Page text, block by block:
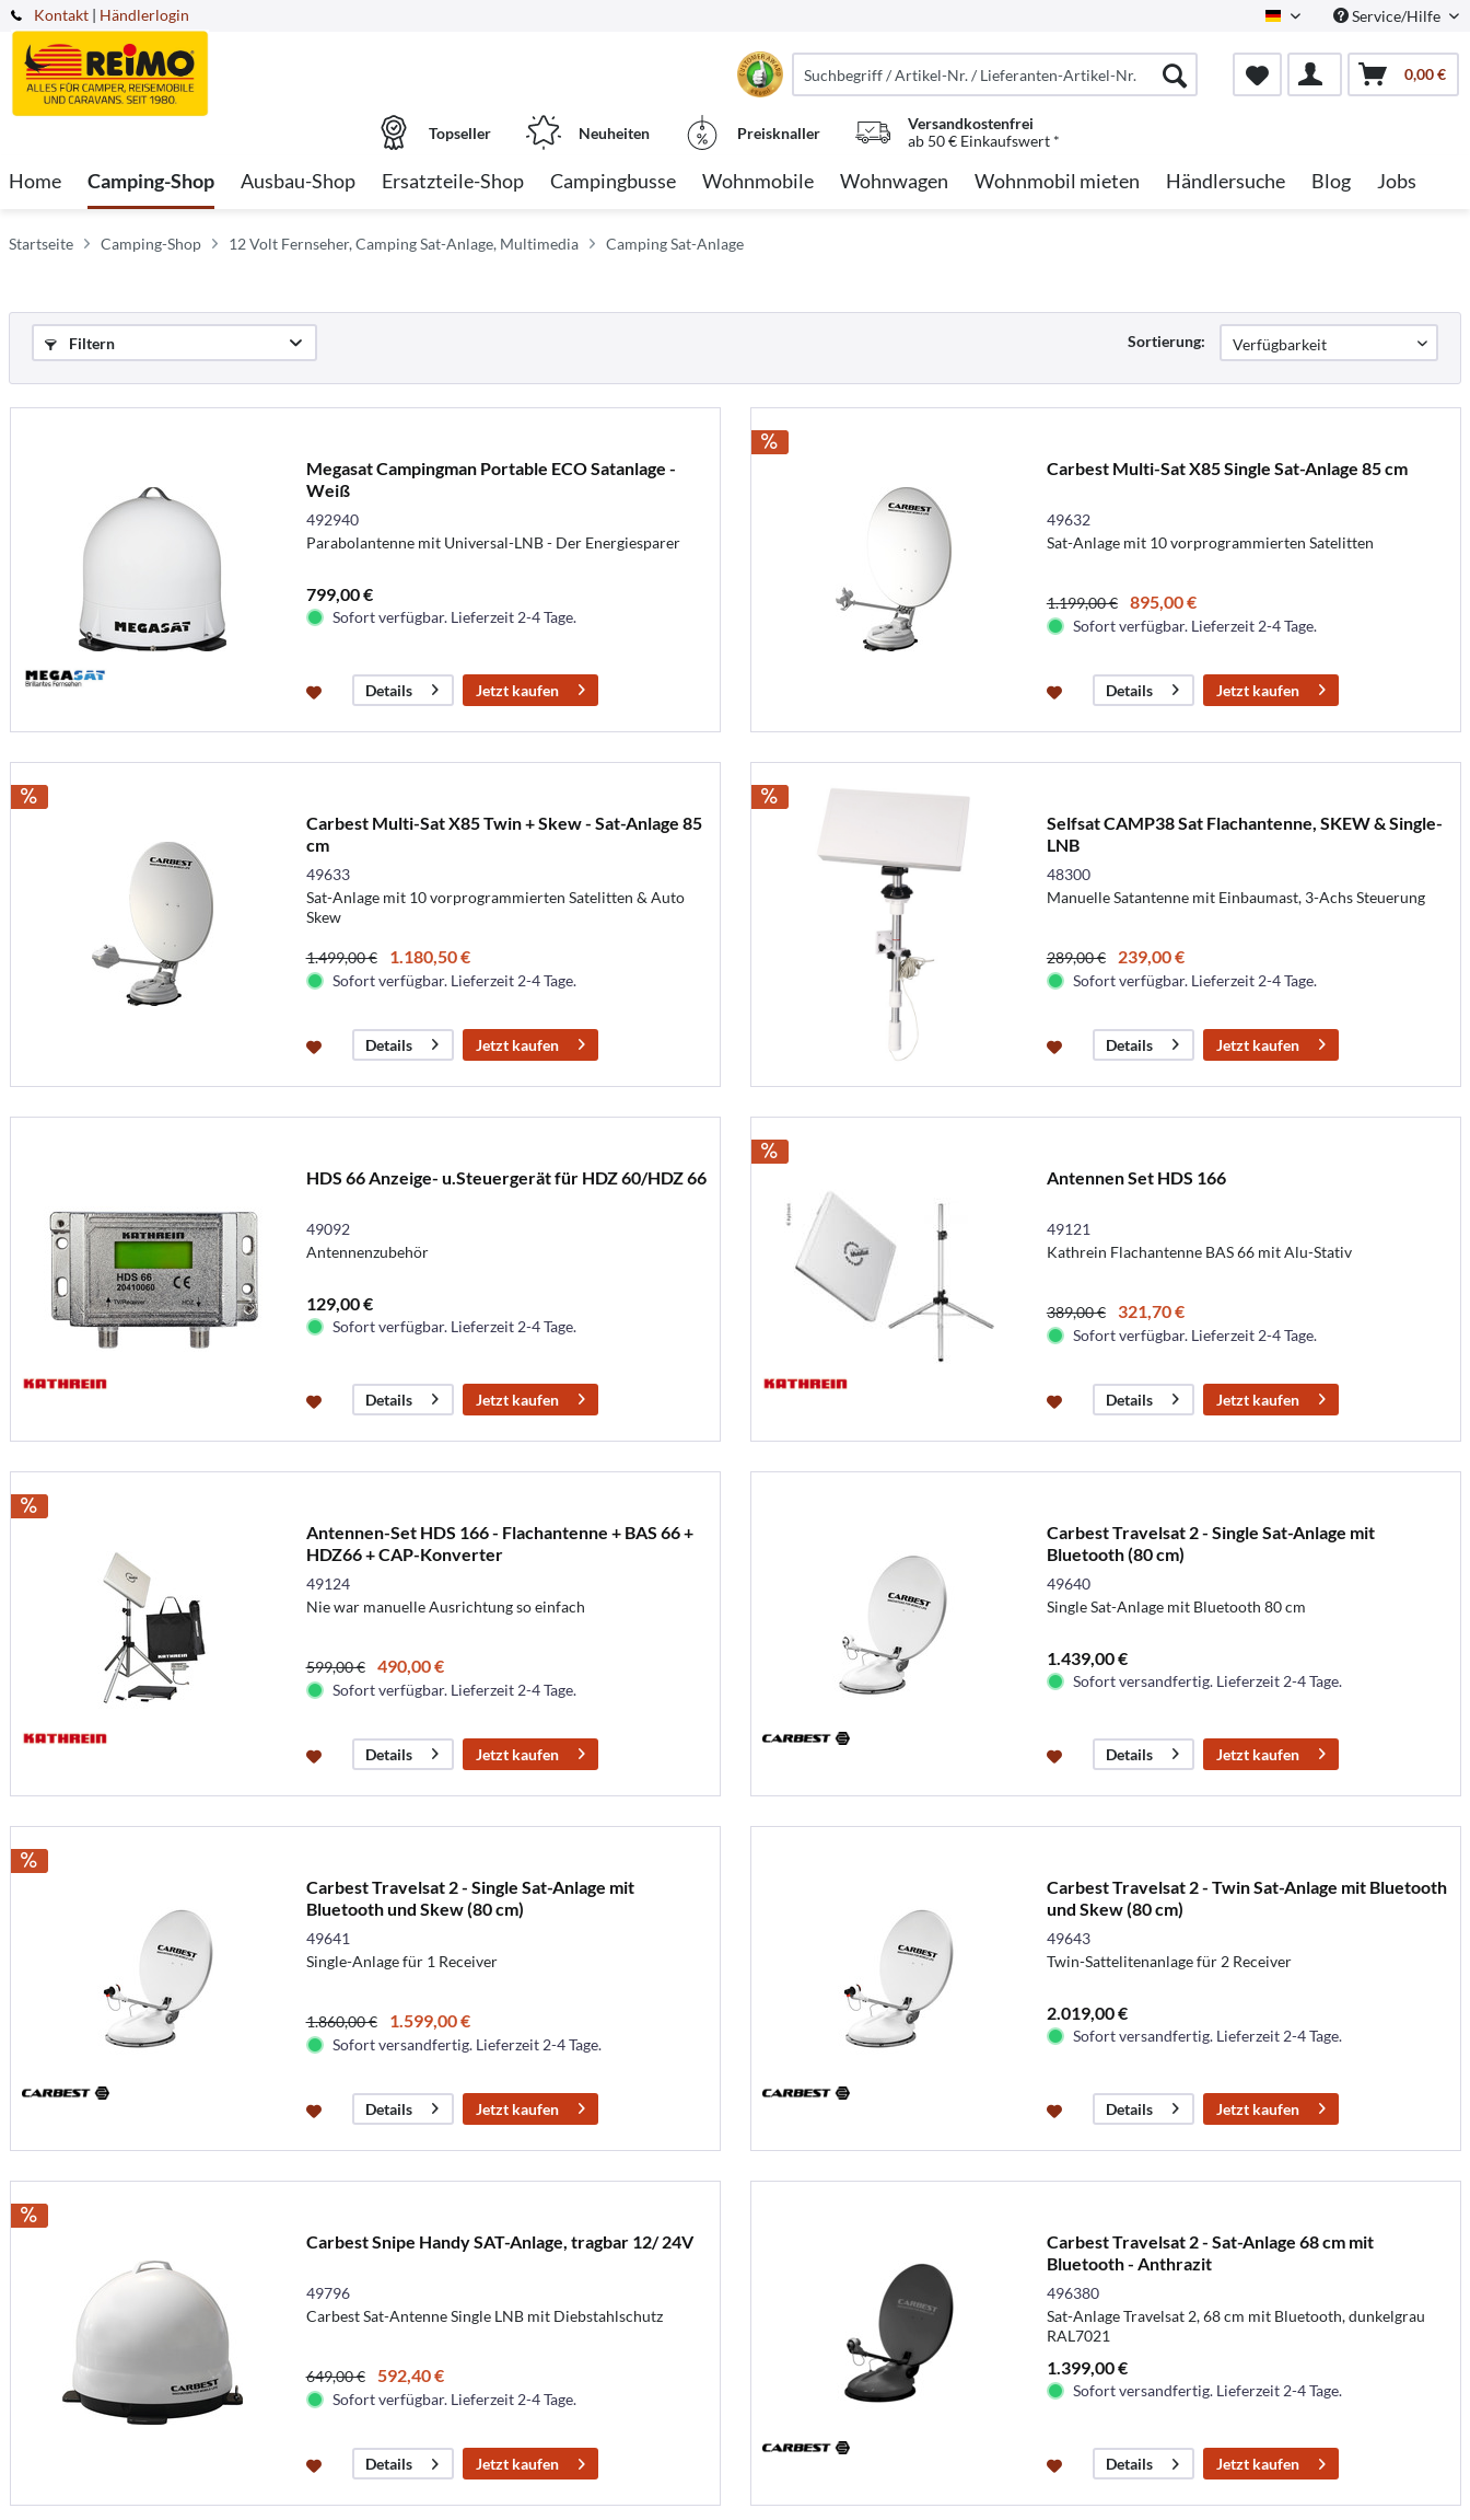
Kontakt German Service/Hilfe
| Händlerlogin
0,00 €
Topseller Neuheiten Preisknaller
Versandkostenfrei
ab 50 € Einkaufswert *
Home Camping-Shop Ausbau-Shop Ersatzteile-Shop Campingbusse Wohnmobile Wohnwagen Wohnmobil mieten Händlersuche Blog Jobs
Startseite Camping-Shop 12 Volt Fernseher, Camping Sat-Anlage, Multimedia Camping Sat-Anlage
Filtern Sortierung:
Megasat Campingman Portable ECO Satanlage -
Weiß
492940
Parabolantenne mit Universal-LNB - Der Energiesparer
799,00 €
Sofort verfügbar. Lieferzeit 2-4 Tage.
Details Jetzt kaufen
Carbest Multi-Sat X85 Single Sat-Anlage 85 cm
49632
Sat-Anlage mit 10 vorprogrammierten Satelitten
1.199,00 € 895,00 €
Sofort verfügbar. Lieferzeit 2-4 Tage.
Details Jetzt kaufen
Carbest Multi-Sat X85 Twin + Skew - Sat-Anlage 85
cm
49633
Sat-Anlage mit 10 vorprogrammierten Satelitten & Auto
Skew
1.499,00 € 1.180,50 €
Sofort verfügbar. Lieferzeit 2-4 Tage.
Details Jetzt kaufen
Selfsat CAMP38 Sat Flachantenne, SKEW & Single-
LNB
48300
Manuelle Satantenne mit Einbaumast, 3-Achs Steuerung
289,00 € 239,00 €
Sofort verfügbar. Lieferzeit 2-4 Tage.
Details Jetzt kaufen
HDS 66 Anzeige- u.Steuergerät für HDZ 60/HDZ 66
49092
Antennenzubehör
129,00 €
Sofort verfügbar. Lieferzeit 2-4 Tage.
Details Jetzt kaufen
Antennen Set HDS 166
49121
Kathrein Flachantenne BAS 66 mit Alu-Stativ
389,00 € 321,70 €
Sofort verfügbar. Lieferzeit 2-4 Tage.
Details Jetzt kaufen
Antennen-Set HDS 166 - Flachantenne + BAS 66 +
HDZ66 + CAP-Konverter
49124
Nie war manuelle Ausrichtung so einfach
599,00 € 490,00 €
Sofort verfügbar. Lieferzeit 2-4 Tage.
Details Jetzt kaufen
Carbest Travelsat 2 - Single Sat-Anlage mit
Bluetooth (80 cm)
49640
Single Sat-Anlage mit Bluetooth 80 cm
1.439,00 €
Sofort versandfertig. Lieferzeit 2-4 Tage.
Details Jetzt kaufen
Carbest Travelsat 2 - Single Sat-Anlage mit
Bluetooth und Skew (80 cm)
49641
Single-Anlage für 1 Receiver
1.860,00 € 1.599,00 €
Sofort versandfertig. Lieferzeit 2-4 Tage.
Details Jetzt kaufen
Carbest Travelsat 2 - Twin Sat-Anlage mit Bluetooth
und Skew (80 cm)
49643
Twin-Sattelitenanlage für 2 Receiver
2.019,00 €
Sofort versandfertig. Lieferzeit 2-4 Tage.
Details Jetzt kaufen
Carbest Snipe Handy SAT-Anlage, tragbar 12/ 24V
49796
Carbest Sat-Antenne Single LNB mit Diebstahlschutz
649,00 € 592,40 €
Sofort verfügbar. Lieferzeit 2-4 Tage.
Details Jetzt kaufen
Carbest Travelsat 2 - Sat-Anlage 68 cm mit
Bluetooth - Anthrazit
496380
Sat-Anlage Travelsat 2, 68 cm mit Bluetooth, dunkelgrau
RAL7021
1.399,00 €
Sofort versandfertig. Lieferzeit 2-4 Tage.
Details Jetzt kaufen